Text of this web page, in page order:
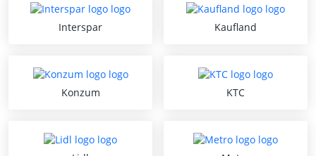
Interspar Kaufland
Konzum KTC